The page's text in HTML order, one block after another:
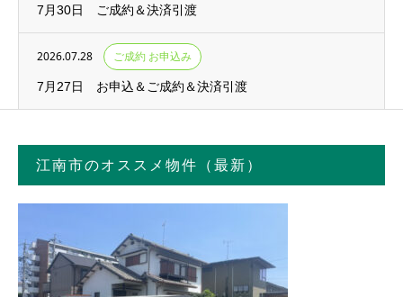
7月30日 ご成約＆決済引渡
2026.07.28 ご成約 お申込み
7月27日 お申込＆ご成約＆決済引渡
江南市のオススメ物件（最新）